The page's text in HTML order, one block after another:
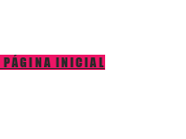
PÁGINA INICIAL